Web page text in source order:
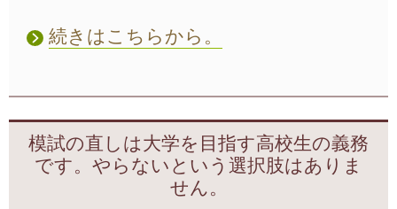
続きはこちらから。
模試の直しは大学を目指す高校生の義務
です。やらないという選択肢はありま
せん。